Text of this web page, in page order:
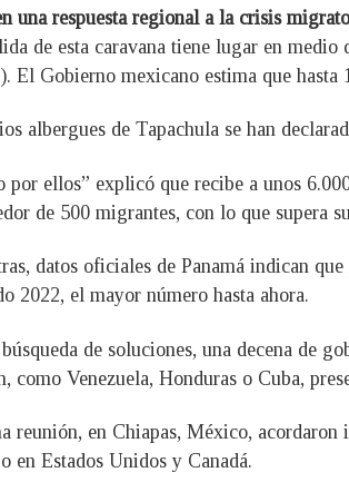
una respuesta regional a la crisis
de esta caravana tiene lugar en
El Gobierno mexicano estima que
albergues de Tapachula se han
por ellos” explicó que recibe a unos
de 500 migrantes, con lo que supera
datos oficiales de Panamá indican
2022, el mayor número hasta ahora.
de soluciones, una decena de
como Venezuela, Honduras o Cuba,
reunión, en Chiapas, México,
en Estados Unidos y Canadá.